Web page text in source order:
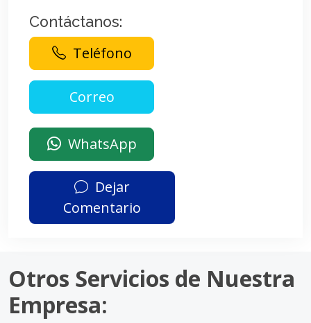
Contáctanos:
Teléfono
WhatsApp
Dejar
Comentario
Otros Servicios de Nuestra
Empresa: